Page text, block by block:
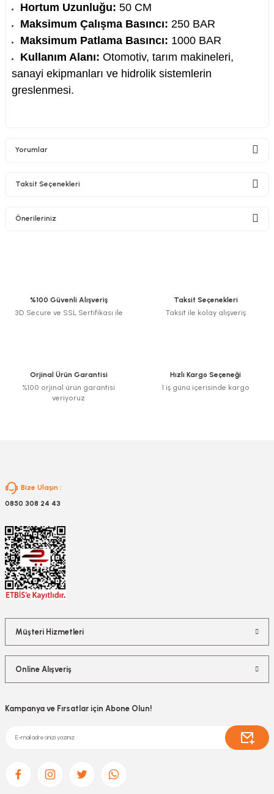
Hortum Uzunluğu: 50 CM
Maksimum Çalışma Basıncı: 250 BAR
Maksimum Patlama Basıncı: 1000 BAR
Kullanım Alanı: Otomotiv, tarım makineleri,
sanayi ekipmanları ve hidrolik sistemlerin
greslenmesi.
Yorumlar
Taksit Seçenekleri
Önerileriniz
Ürün resmi kalitesiz, bozuk veya görüntülenemiyor.
Bu ürüne benzer farklı alternatifler olmalı.
%100 Güvenli Alışveriş
3D Secure ve SSL Sertifikası ile
Taksit Seçenekleri
Taksit ile kolay alışveriş
Orjinal Ürün Garantisi
%100 orjinal ürün garantisi
veriyoruz
Hızlı Kargo Seçeneği
1 iş günü içerisinde kargo
Bize Ulaşın :
0850 308 24 43
Müşteri Hizmetleri
Online Alışveriş
Kampanya ve Fırsatlar için Abone Olun!